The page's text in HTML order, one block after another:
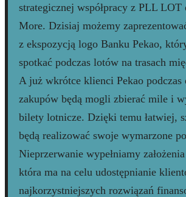
strategicznej współpracy z PLL
More. Dzisiaj możemy
z ekspozycją logo Banku Pekao,
spotkać podczas lotów na trasach
A już wkrótce klienci Pekao podczas
zakupów będą mogli zbierać mile i
bilety lotnicze. Dzięki temu łatwiej,
będą realizować swoje wymarzone
Nieprzerwanie wypełniamy
która ma na celu udostępnianie
najkorzystniejszych rozwiązań